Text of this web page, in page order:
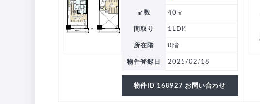
㎡数 40㎡
間取り 1LDK
所在階 8階
物件登録日 2025/02/18
物件ID 168927 お問い合わせ